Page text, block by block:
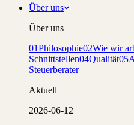
Über uns
Über uns
01Philosophie02Wie wir
Schnittstellen04Qualität05
Steuerberater
Aktuell
2026-06-12